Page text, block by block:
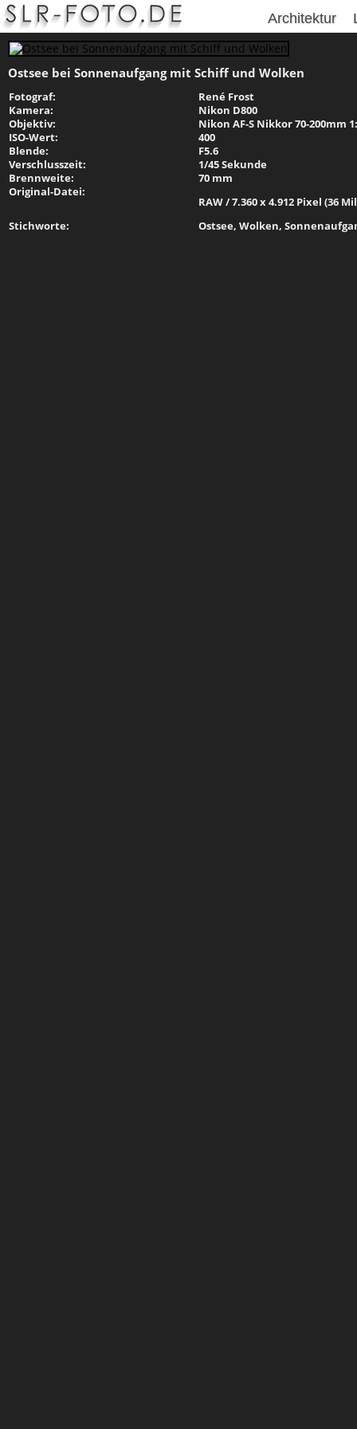
Architektur
Ostsee bei Sonnenaufgang mit Schiff und Wolken
Fotograf:
René Frost
Kamera:
Nikon D800
Objektiv:
Nikon AF-S Nikkor 70-200mm
ISO-Wert:
400
Blende:
F5.6
Verschlusszeit:
1/45 Sekunde
Brennweite:
70 mm
Original-Datei:
RAW / 7.360 x 4.912 Pixel (36
Stichworte:
Ostsee, Wolken,